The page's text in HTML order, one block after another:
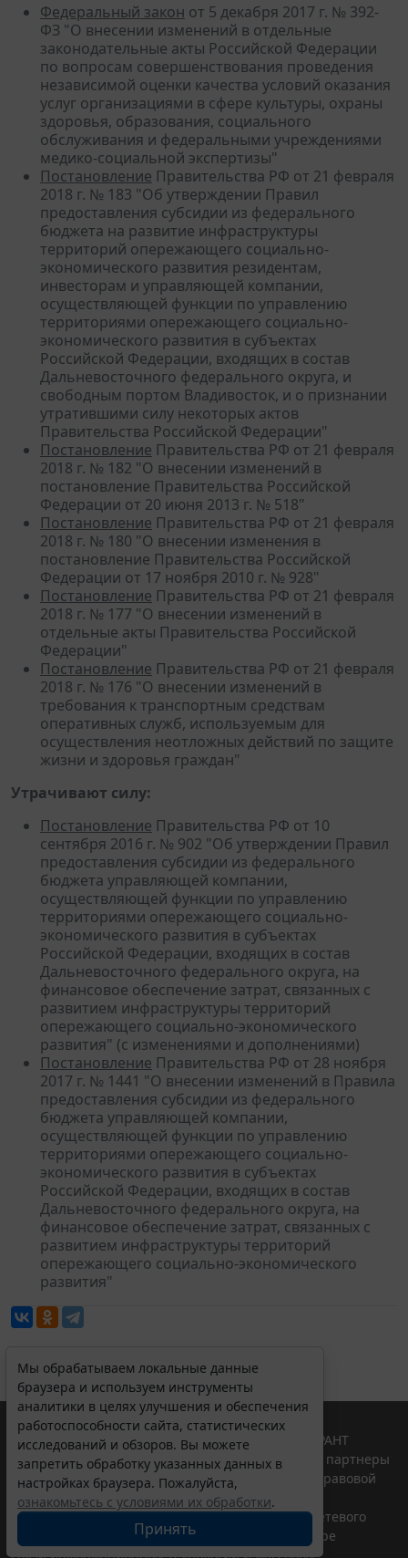
Федеральный закон от 5 декабря 2017 г. № 392-
ФЗ "О внесении изменений в отдельные
законодательные акты Российской Федерации
по вопросам совершенствования проведения
независимой оценки качества условий оказания
услуг организациями в сфере культуры, охраны
здоровья, образования, социального
обслуживания и федеральными учреждениями
медико-социальной экспертизы"
Постановление Правительства РФ от 21 февраля
2018 г. № 183 "Об утверждении Правил
предоставления субсидии из федерального
бюджета на развитие инфраструктуры
территорий опережающего социально-
экономического развития резидентам,
инвесторам и управляющей компании,
осуществляющей функции по управлению
территориями опережающего социально-
экономического развития в субъектах
Российской Федерации, входящих в состав
Дальневосточного федерального округа, и
свободным портом Владивосток, и о признании
утратившими силу некоторых актов
Правительства Российской Федерации"
Постановление Правительства РФ от 21 февраля
2018 г. № 182 "О внесении изменений в
постановление Правительства Российской
Федерации от 20 июня 2013 г. № 518"
Постановление Правительства РФ от 21 февраля
2018 г. № 180 "О внесении изменения в
постановление Правительства Российской
Федерации от 17 ноября 2010 г. № 928"
Постановление Правительства РФ от 21 февраля
2018 г. № 177 "О внесении изменений в
отдельные акты Правительства Российской
Федерации"
Постановление Правительства РФ от 21 февраля
2018 г. № 176 "О внесении изменений в
требования к транспортным средствам
оперативных служб, используемым для
осуществления неотложных действий по защите
жизни и здоровья граждан"
Утрачивают силу:
Постановление Правительства РФ от 10
сентября 2016 г. № 902 "Об утверждении Правил
предоставления субсидии из федерального
бюджета управляющей компании,
осуществляющей функции по управлению
территориями опережающего социально-
экономического развития в субъектах
Российской Федерации, входящих в состав
Дальневосточного федерального округа, на
финансовое обеспечение затрат, связанных с
развитием инфраструктуры территорий
опережающего социально-экономического
развития" (с изменениями и дополнениями)
Постановление Правительства РФ от 28 ноября
2017 г. № 1441 "О внесении изменений в Правила
предоставления субсидии из федерального
бюджета управляющей компании,
осуществляющей функции по управлению
территориями опережающего социально-
экономического развития в субъектах
Российской Федерации, входящих в состав
Дальневосточного федерального округа, на
финансовое обеспечение затрат, связанных с
развитием инфраструктуры территорий
опережающего социально-экономического
развития"
Мы обрабатываем локальные данные
браузера и используем инструменты
аналитики в целях улучшения и обеспечения
работоспособности сайта, статистических
исследований и обзоров. Вы можете
запретить обработку указанных данных в
настройках браузера. Пожалуйста,
ознакомьтесь с условиями их обработки.
Принять
© ООО "НПП "ГАРАНТ-СЕРВИС", 2026. Система ГАРАНТ
выпускается с 1990 года. Компания "Гарант" и ее партнеры
являются участниками Российской ассоциации правовой
информации ГАРАНТ.
Портал ГАРАНТ.РУ зарегистрирован в качестве сетевого
издания Федеральной службой по надзору в сфере